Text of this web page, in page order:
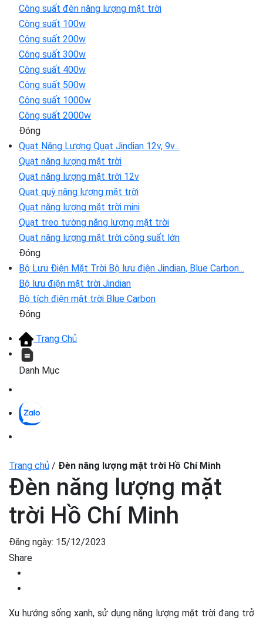
Công suất đèn năng lượng mặt trời
Công suất 100w
Công suất 200w
Công suất 300w
Công suất 400w
Công suất 500w
Công suất 1000w
Công suất 2000w
Đóng
Quạt Năng Lượng Quạt Jindian 12v, 9v...
Quạt năng lượng mặt trời
Quạt năng lượng mặt trời 12v
Quạt quỳ năng lượng mặt trời
Quạt năng lượng mặt trời mini
Quạt treo tường năng lượng mặt trời
Quạt năng lượng mặt trời công suất lớn
Đóng
Bộ Lưu Điện Mặt Trời Bộ lưu điện Jindian, Blue Carbon...
Bộ lưu điện mặt trời Jindian
Bộ tích điện mặt trời Blue Carbon
Đóng
Trang Chủ
Danh Mục
Trang chủ / Đèn năng lượng mặt trời Hồ Chí Minh
Đèn năng lượng mặt
trời Hồ Chí Minh
Đăng ngày: 15/12/2023
Share
Xu hướng sống xanh, sử dụng năng lượng mặt trời đang trở